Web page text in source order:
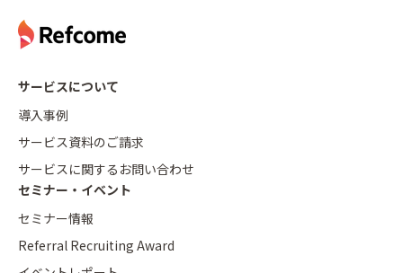
サービスについて
導入事例
サービス資料のご請求
サービスに関するお問い合わせ
セミナー・イベント
セミナー情報
Referral Recruiting Award